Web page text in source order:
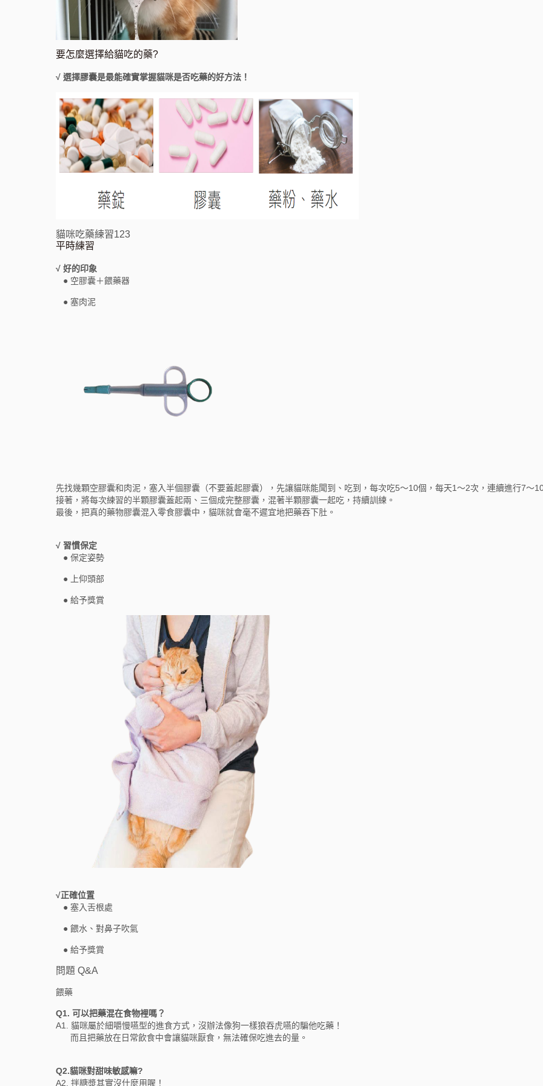
要怎麼選擇給貓吃的藥?
√ 選擇膠囊是最能確實掌握貓咪是否吃藥的好方法！
貓咪吃藥練習123
平時練習
√ 好的印象
● 空膠囊＋餵藥器
● 塞肉泥
先找幾顆空膠囊和肉泥，塞入半個膠囊（不要蓋起膠囊），先讓貓咪能聞到、吃到，每次吃5～10個，每天1～2次，連續進行7～
接著，將每次練習的半顆膠囊蓋起兩、三個成完整膠囊，混著半顆膠囊一起吃，持續訓練。
最後，把真的藥物膠囊混入零食膠囊中，貓咪就會毫不遲宜地把藥吞下肚。
√ 習慣保定
● 保定姿勢
● 上仰頭部
● 給予獎賞
√正確位置
● 塞入舌根處
● 餵水、對鼻子吹氣
● 給予獎賞
問題 Q&A
餵藥
Q1. 可以把藥混在食物裡嗎？
A1. 貓咪屬於細嚼慢嚥型的進食方式，沒辦法像狗一樣狼吞虎嚥的騙他吃藥！
而且把藥放在日常飲食中會讓貓咪厭食，無法確保吃進去的量。
Q2.貓咪對甜味敏感嘛?
A2. 拌糖漿其實沒什麼用喔！